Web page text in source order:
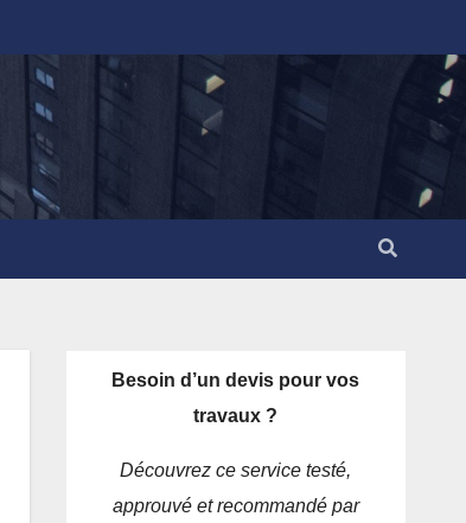
Besoin d’un devis pour vos
travaux ?
Découvrez ce service testé,
approuvé et recommandé par